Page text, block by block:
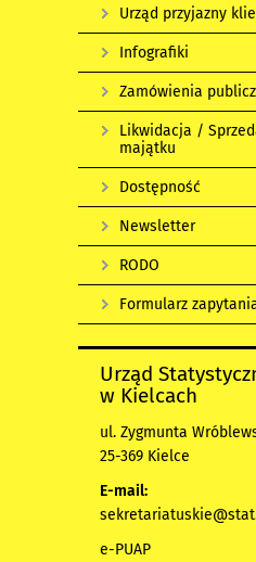
Urząd przyjazny
Infografiki
Zamówienia
Likwidacja /
majątku
Dostępność
Newsletter
RODO
Formularz
Urząd
w Kielcach
ul. Zygmunta
25-369 Kielce
E-mail:
e-PUAP